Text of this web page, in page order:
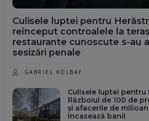
Culisele luptei pentru
reînceput controalele la
restaurante cunoscute s-au
sesizări penale
GABRIEL KOLBAY
Culisele luptei pentru
Războiul de 100 de
și afacerile de
încasează banii